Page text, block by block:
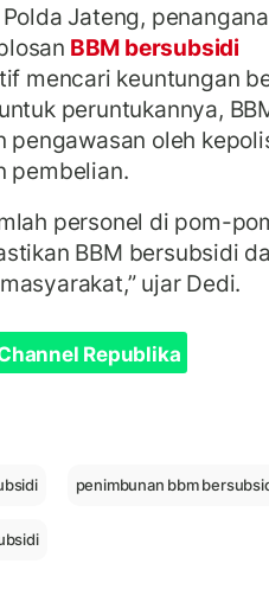
Jateng,
BBM bersubsidi
mencari keuntungan
peruntukannya,
oleh
pembelian.
personel di pom-
BBM bersubsidi
ujar Dedi.
Republika
penimbunan bbm